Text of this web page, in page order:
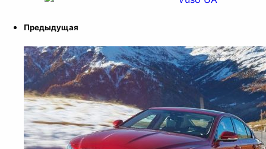
Предыдущая